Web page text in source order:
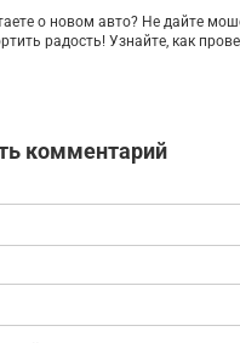
о новом авто? Не дайте
радость! Узнайте, как
комментарий